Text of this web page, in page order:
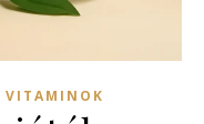
VITAMINOK